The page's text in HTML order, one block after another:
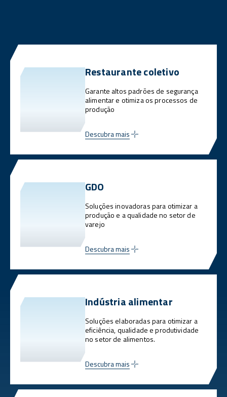
Restaurante coletivo
Garante altos padrões de segurança
alimentar e otimiza os processos de
produção
Descubra mais
GDO
Soluções inovadoras para otimizar a
produção e a qualidade no setor de
varejo
Descubra mais
Indústria alimentar
Soluções elaboradas para otimizar a
eficiência, qualidade e produtividade
no setor de alimentos.
Descubra mais